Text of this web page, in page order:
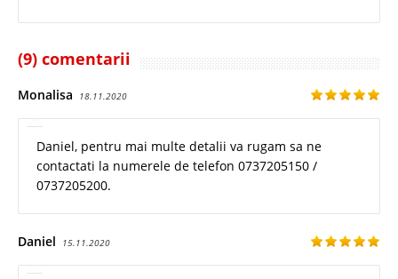
(9) comentarii
Monalisa 18.11.2020
Daniel, pentru mai multe detalii va rugam sa ne
contactati la numerele de telefon 0737205150 /
0737205200.
Daniel 15.11.2020